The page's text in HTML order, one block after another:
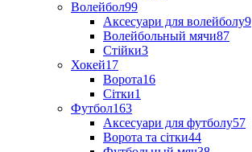
Волейбол99
Аксесуари для волейболу9
Волейбольный мячи87
Стійки3
Хокей17
Ворота16
Сітки1
Футбол163
Аксесуари для футболу57
Ворота та сітки44